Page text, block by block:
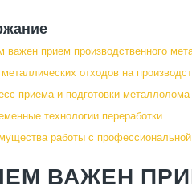
важен прием производственного
отходов на
приема и подготовки металлолома
технологии переработки
работы с
ВАЖЕН